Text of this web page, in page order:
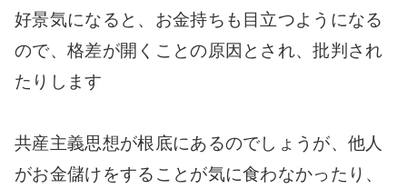
好景気になると、お金持ちも目立つようになる
ので、格差が開くことの原因とされ、批判され
たりします
共産主義思想が根底にあるのでしょうが、他人
がお金儲けをすることが気に食わなかったり、